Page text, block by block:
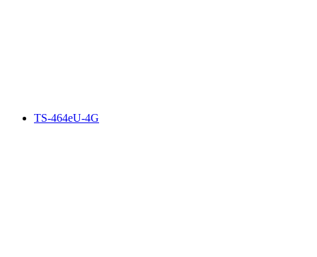
TS-464eU-4G